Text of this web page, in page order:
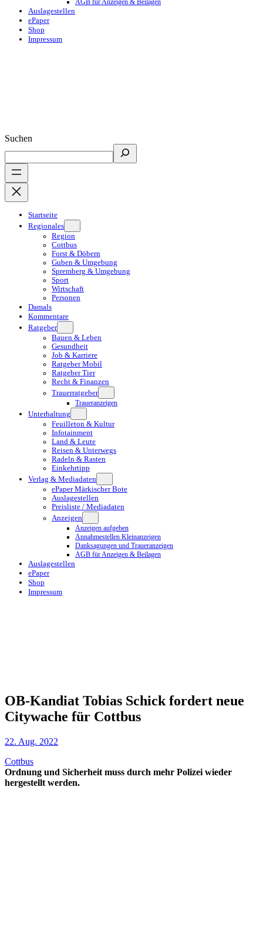
Auslagestellen
ePaper
Shop
Impressum
Suchen
Startseite
Regionales
Region
Cottbus
Forst & Döbern
Guben & Umgebung
Spremberg & Umgebung
Sport
Wirtschaft
Personen
Damals
Kommentare
Ratgeber
Bauen & Leben
Gesundheit
Job & Karriere
Ratgeber Mobil
Ratgeber Tier
Recht & Finanzen
Trauerratgeber
Traueranzeigen
Unterhaltung
Feuilleton & Kultur
Infotainment
Land & Leute
Reisen & Unterwegs
Radeln & Rasten
Einkehrtipp
Verlag & Mediadaten
ePaper Märkischer Bote
Auslagestellen
Preisliste / Mediadaten
Anzeigen
Anzeigen aufgeben
Annahmestellen Kleinanzeigen
Danksagungen und Traueranzeigen
AGB für Anzeigen & Beilagen
Auslagestellen
ePaper
Shop
Impressum
OB-Kandiat Tobias Schick fordert neue
Citywache für Cottbus
22. Aug. 2022
Cottbus
Ordnung und Sicherheit muss durch mehr Polizei wieder
hergestellt werden.